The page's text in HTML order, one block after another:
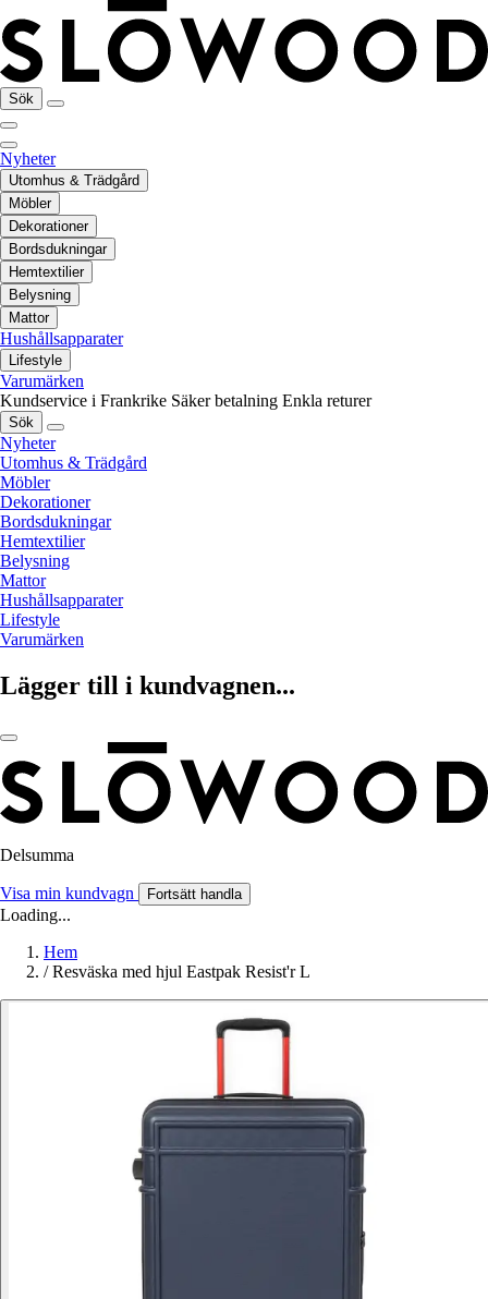
Sök
Nyheter
Utomhus & Trädgård
Möbler
Dekorationer
Bordsdukningar
Hemtextilier
Belysning
Mattor
Hushållsapparater
Lifestyle
Varumärken
Kundservice i Frankrike Säker betalning Enkla returer
Sök
Nyheter
Utomhus & Trädgård
Möbler
Dekorationer
Bordsdukningar
Hemtextilier
Belysning
Mattor
Hushållsapparater
Lifestyle
Varumärken
Lägger till i kundvagnen...
Delsumma
Visa min kundvagn Fortsätt handla
Loading...
Hem
/ Resväska med hjul Eastpak Resist'r L